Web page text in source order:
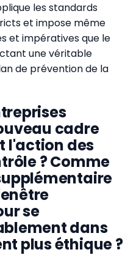
les standards
et impose même
et impératives que le
une véritable
de prévention de la
cadre
l'action des
? Comme
se
dans
plus éthique ?